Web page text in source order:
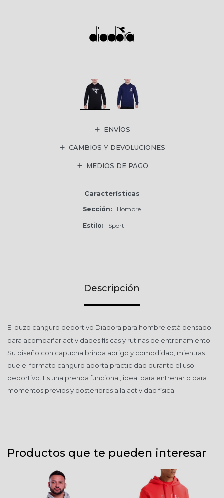
ENVÍOS
CAMBIOS Y DEVOLUCIONES
MEDIOS DE PAGO
Características
Sección Hombre
Estilo Sport
Descripción
El buzo canguro deportivo Diadora para hombre está pensado
para acompañar actividades físicas y rutinas de entrenamiento.
Su diseño con capucha brinda abrigo y comodidad, mientras
que el formato canguro aporta practicidad durante el uso
deportivo. Es una prenda funcional, ideal para entrenar o para
momentos previos y posteriores a la actividad física.
Productos que te pueden interesar